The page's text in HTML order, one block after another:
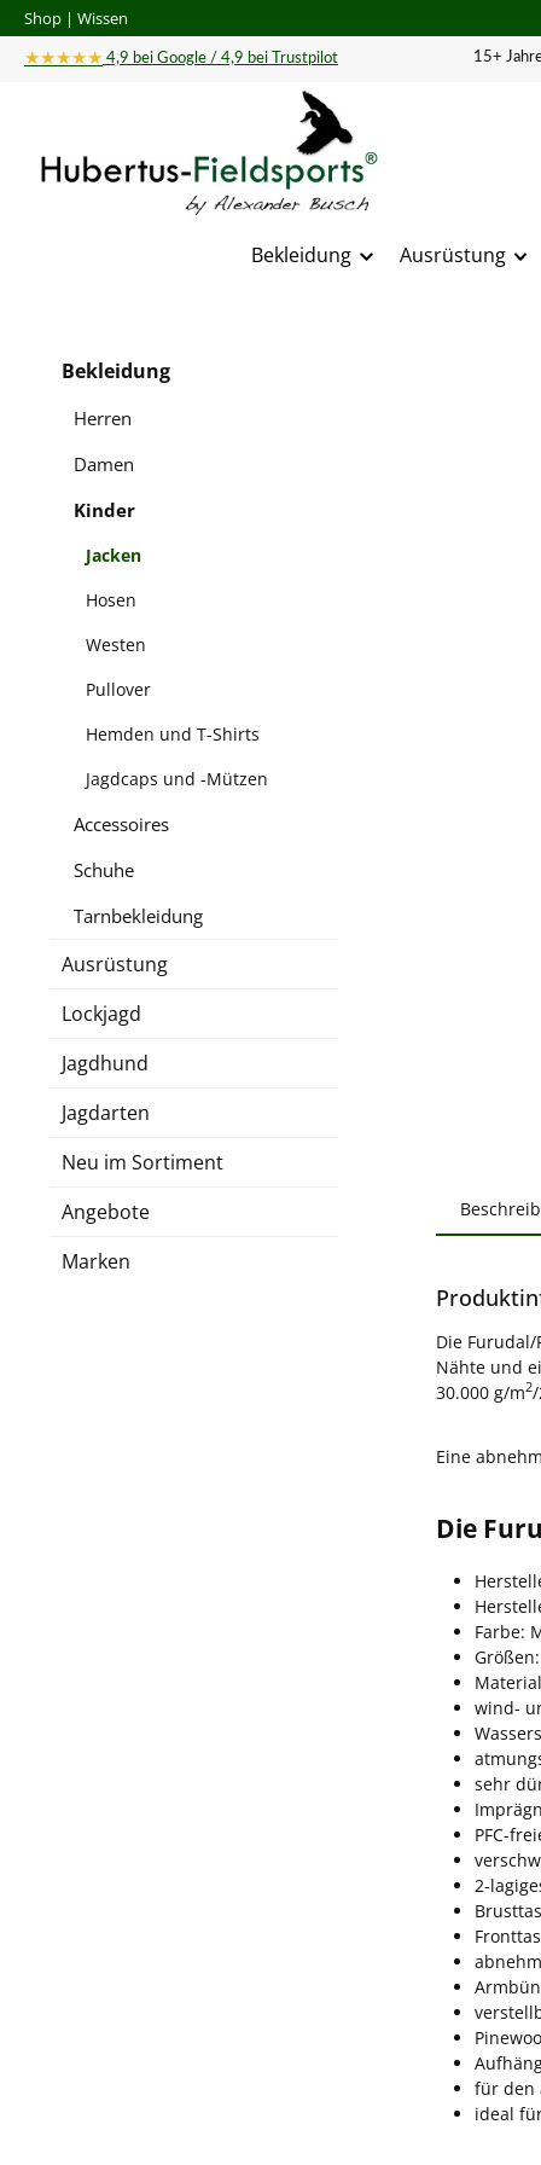
Hauptinhalt springen
Zur Suche springen
Zur Hauptnavigation springen
Shop | Wissen
★★★★★ 4,9 bei Google / 4,9 bei Trustpilot 15+
Bekleidung Ausrüstung
Bekleidung
Herren
Damen
Kinder
Jacken
Hosen
Westen
Pullover
Hemden und T-Shirts
Jagdcaps und -Mützen
Accessoires
Schuhe
Tarnbekleidung
Ausrüstung
Lockjagd
Jagdhund
Jagdarten
Neu im Sortiment
Angebote
Marken
Die
Nähte und
30.000 g/m2
Eine
Die
Farbe:
wind-
sehr
PFC-
2-
für den
ideal